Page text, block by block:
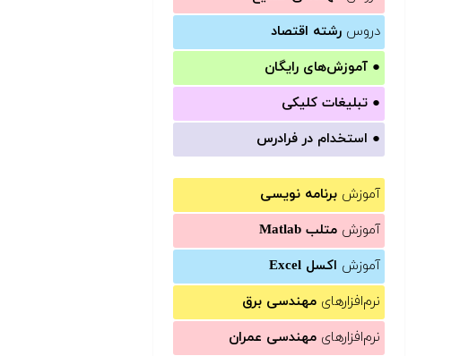
دروس رشته اقتصاد
● آموزش‌های رایگان
● تبلیغات کلیکی
● استخدام در فرادرس
آموزش برنامه نویسی
آموزش متلب Matlab
آموزش اکسل Excel
نرم‌افزارهای مهندسی برق
نرم‌افزارهای مهندسی عمران